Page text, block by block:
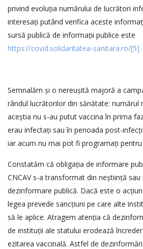
privind evoluția numărului de lucrători
interesați putând verifica aceste
sursă publică de informații publice este
https://covid.solidaritatea-sanitara.ro/[5]
Semnalăm și o nereușită majoră a
rândul lucrătorilor din sănătate: numărul
aceștia nu s-au putut vaccina în prima
erau infectați sau în perioada post-
iar acum nu mai pot fi programați pentru
Constatăm că obligația de informare
CNCAV s-a transformat din neștiință
dezinformare publică. Dacă este o
legea prevede sancțiuni pe care alte
să le aplice. Atragem atenția că
de instituții ale statului erodează
ezitarea vaccinală. Astfel de